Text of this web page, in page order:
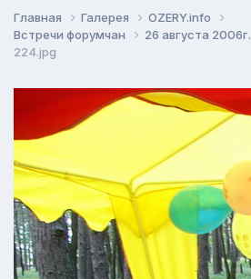
Главная Галерея
OZERY.info
Встречи форумчан
26 августа 2006г.
224.jpg